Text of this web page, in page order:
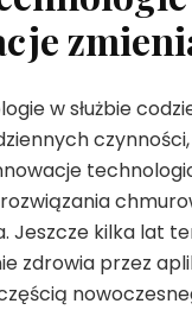
w służbie
Jeszcze kilka lat
zdrowia przez